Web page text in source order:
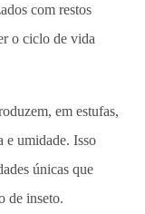
com restos
o ciclo de vida
em estufas,
e umidade. Isso
únicas que
de inseto.